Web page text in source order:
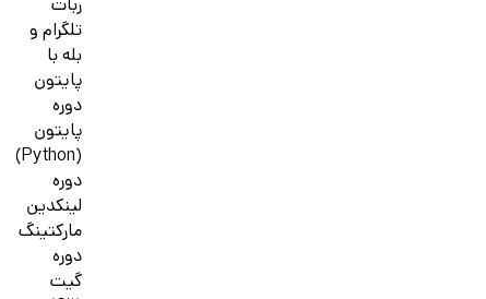
ربات
تلگرام و
بله با
پایتون
دوره
پایتون
(Python)
دوره
لینکدین
مارکتینگ
دوره
گیت